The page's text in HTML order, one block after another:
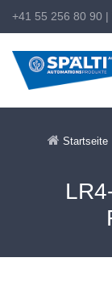
+41 55 256 80 90 |
Startseite